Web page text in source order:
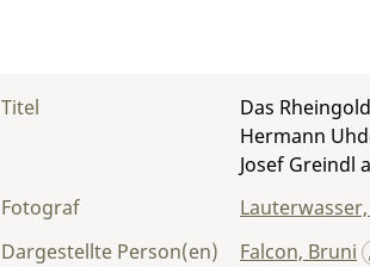
Titel
Das
Hermann
Josef Greindl
Fotograf
Dargestellte Person(en)
Falcon, Bruni